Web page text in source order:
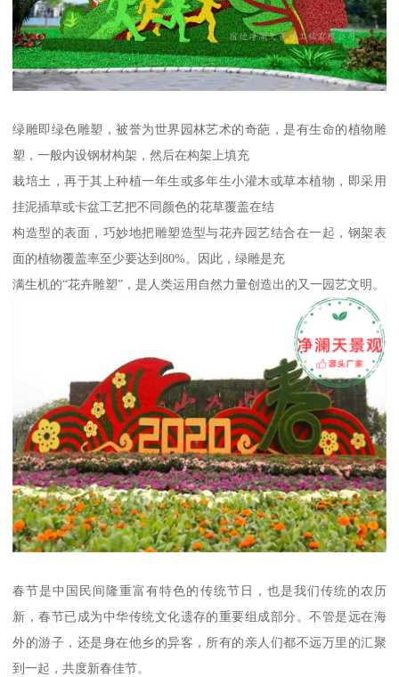
绿雕即绿色雕塑，被誉为世界园林艺术的奇葩，是有生命的植物雕
塑，一般内设钢材构架，然后在构架上填充
栽培土，再于其上种植一年生或多年生小灌木或草本植物，即采用
挂泥插草或卡盆工艺把不同颜色的花草覆盖在结
构造型的表面，巧妙地把雕塑造型与花卉园艺结合在一起，钢架表
面的植物覆盖率至少要达到80%。因此，绿雕是充
满生机的“花卉雕塑”，是人类运用自然力量创造出的又一园艺文明。
春节是中国民间隆重富有特色的传统节日，也是我们传统的农历
新，春节已成为中华传统文化遗存的重要组成部分。不管是远在海
外的游子，还是身在他乡的异客，所有的亲人们都不远万里的汇聚
到一起，共度新春佳节。